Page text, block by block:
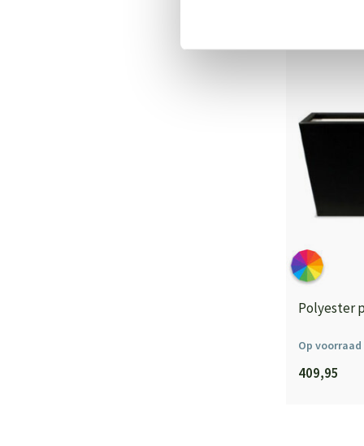
Polyester
Op voorraad
409,95